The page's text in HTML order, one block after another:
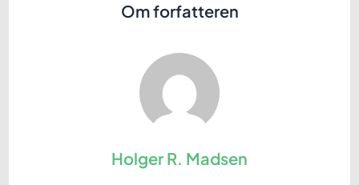
Om forfatteren
Holger R. Madsen